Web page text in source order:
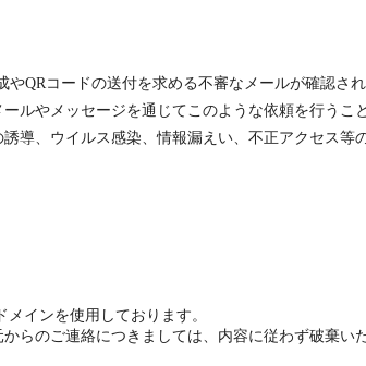
QRコードの送付を求める不審なメールが確認され
ルやメッセージを通じてこのような依頼を行うこ
導、ウイルス感染、情報漏えい、不正アクセス等
インを使用しております。
らのご連絡につきましては、内容に従わず破棄い